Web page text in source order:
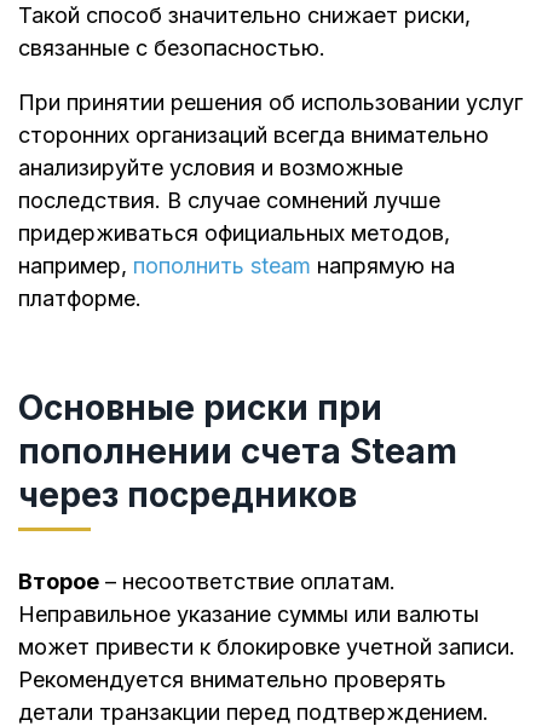
Такой способ значительно снижает риски,
связанные с безопасностью.
При принятии решения об использовании услуг
сторонних организаций всегда внимательно
анализируйте условия и возможные
последствия. В случае сомнений лучше
придерживаться официальных методов,
например, пополнить steam напрямую на
платформе.
Основные риски при
пополнении счета Steam
через посредников
Второе – несоответствие оплатам.
Неправильное указание суммы или валюты
может привести к блокировке учетной записи.
Рекомендуется внимательно проверять
детали транзакции перед подтверждением.